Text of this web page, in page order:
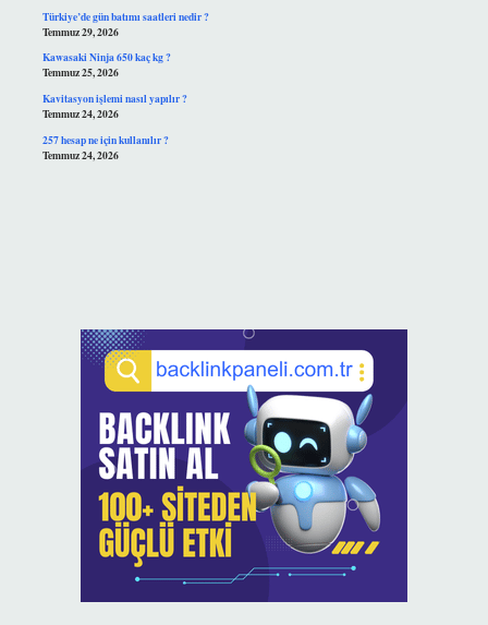
Türkiye’de gün batımı saatleri nedir ?
Temmuz 29, 2026
Kawasaki Ninja 650 kaç kg ?
Temmuz 25, 2026
Kavitasyon işlemi nasıl yapılır ?
Temmuz 24, 2026
257 hesap ne için kullanılır ?
Temmuz 24, 2026